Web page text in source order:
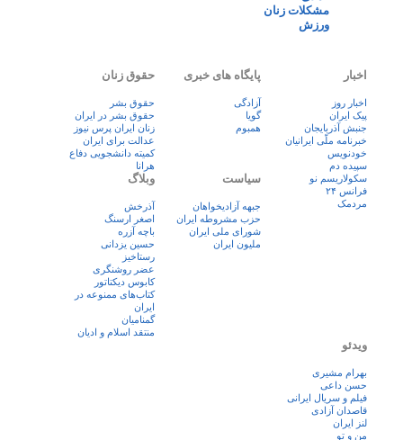
مشکلات زنان
ورزش
اخبار
اخبار روز
پيک ايران
جنبش آذربایجان
خبرنامه ملّی ایرانیان
خودنویس
سپیده دم
سکولاریسم نو
فرانس ۲۴
مردمک
پایگاه های خبری
آزادگی
گویا
همبوم
حقوق زنان
حقوق بشر
حقوق بشر در ایران
زنان ايران پرس نيوز
عدالت برای ایران
کمیته دانشجویی دفاع
هرانا
سیاست
جبهه آزادیخواهان
حزب مشروطه ایران
شورای ملی ایران
ملیون ایران
وبلاگ
آذرخش
اصغر ارسنگ
باچه آزره
حسین یزدانی
رستاخیز
عضر روشنگری
کابوس دیکتاتور
کتاب‌های ممنوعه در
ایران
گمنامیان
منتقد اسلام و ادیان
ویدئو
بهرام مشیری
حسن داعی
فيلم و سريال ايرانی
قاصدان آزادی
لنز ایران
من و تو